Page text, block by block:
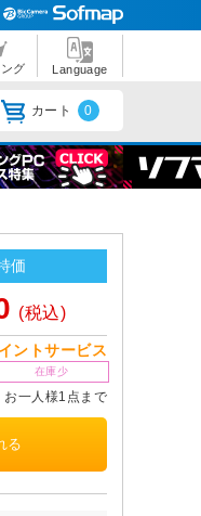
グ Language
カート 0
価
(税込)
ントサービス
在庫少
お一人様1点まで